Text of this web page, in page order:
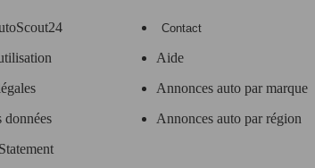
données
Contact
Aide
Annonces auto par marque
Annonces auto par région